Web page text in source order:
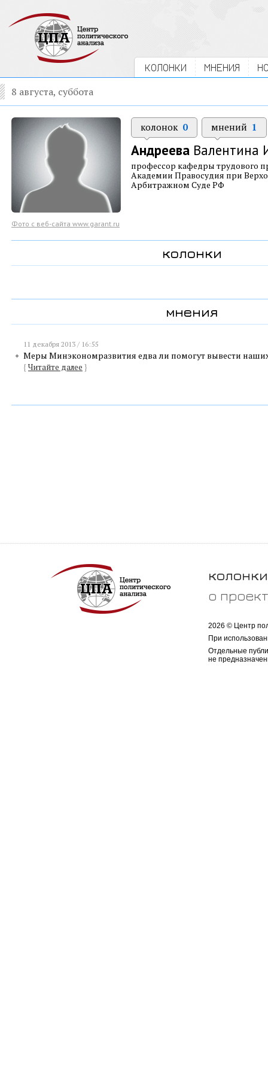
КОЛОНКИ МНЕНИЯ
8 августа, суббота
колонок 0 мнений 1
Андреева Валентина
профессор кафедры трудового
Академии Правосудия при
Арбитражном Суде РФ
Фото с веб-сайта www.garant.ru
колонки
мнения
11 декабря 2013 / 16:55
Меры Минэкономразвития едва ли помогут вывести
{ Читайте далее }
колонки
о
2026 © Центр
При
Отдельные
не